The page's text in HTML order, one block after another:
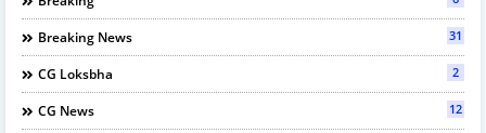
Breaking News 31
CG Loksbha 2
CG News 12